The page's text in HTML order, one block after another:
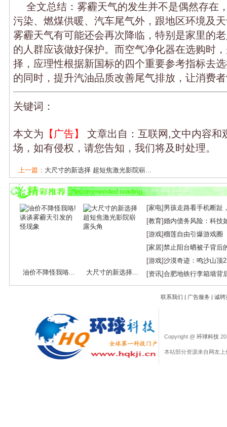
全文总结：雾霾天气的发生并不是偶然存在
污染、燃煤供暖、汽车尾气外，跟地区环境及
雾霾天气有可能还会再次降临，特别是家里的
的人群应该做好保护。而空气净化器在选购时
择，应理性根据新国标的四个重要参考指标去
的同时，提升汽油品质改善尾气排放，让消费
关键词：
本文为 【广告】
文章出自：互联网,文中内容和
场，如有侵权，请您告知，我们将及时处理。
上一篇： 大尺寸的新选择 超短焦激光影院崭...
下一篇：冰箱爆单的背后稳定全球产业链供...
油价不降怪我咯... 大尺寸的新选择...
[家电] 男孩走路看手机断趾
[教育]婚内债务风险：科技
[游戏]榴莲自由引爆游戏圈
[家居]禁止阳台晒被子背后
[游戏]沙漠奇迹：鸣沙山顶
[资讯]合肥地铁行李箱墙背
联系我们 | 广告服务 | 诚聘
Copyright @ 环球科技
本站部分资源来自网友